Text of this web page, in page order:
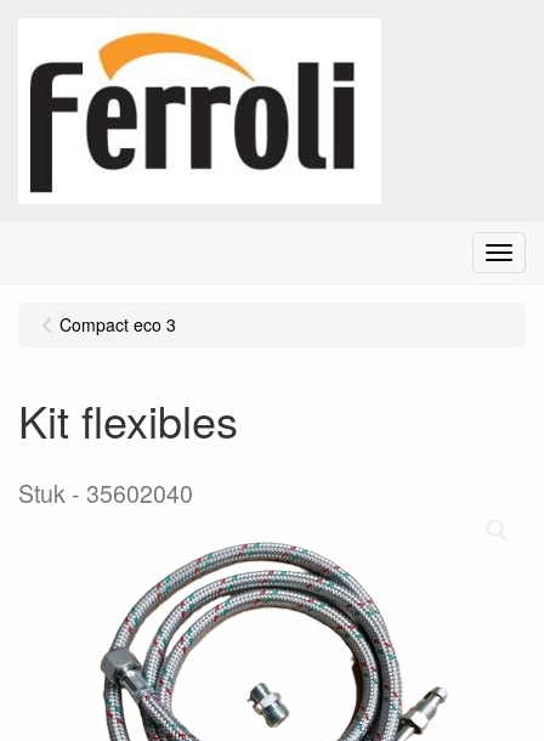
Menu
Compact eco 3
Kit flexibles
Stuk 35602040